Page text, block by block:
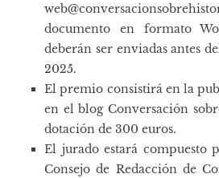
documento en formato
deberán ser enviadas antes
2025.
El premio consistirá en la
en el blog Conversación
dotación de 300 euros.
El jurado estará compuesto
Consejo de Redacción de